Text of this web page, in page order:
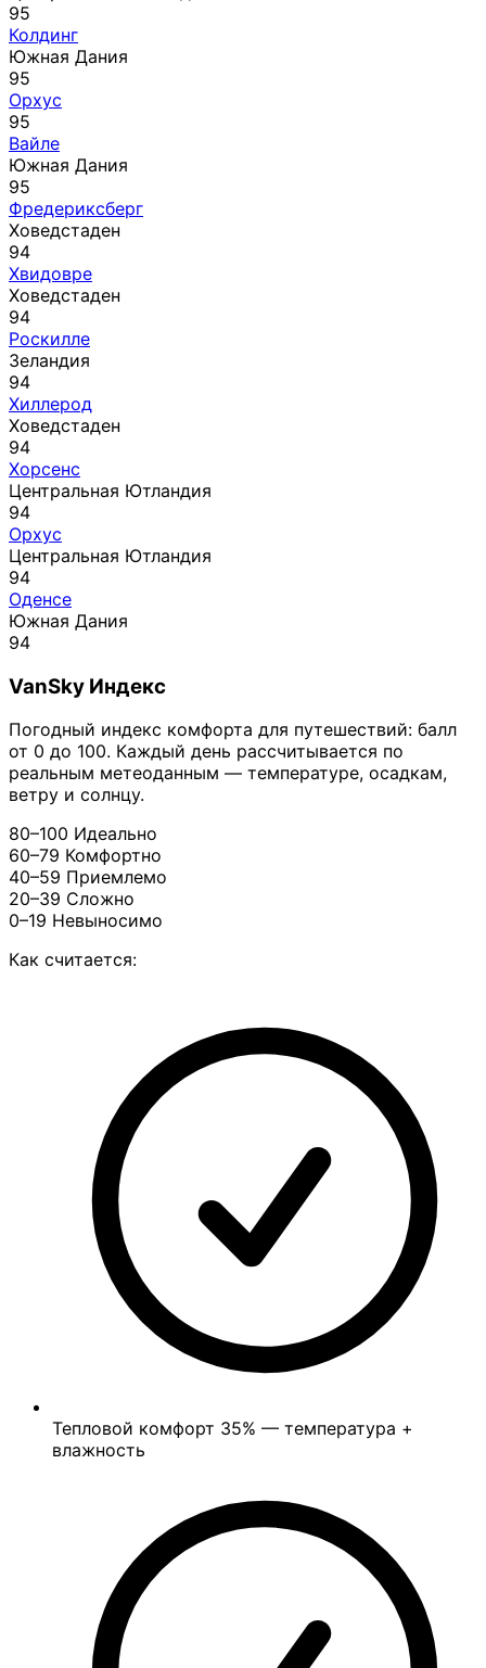
95
Колдинг
Южная Дания
95
Орхус
95
Вайле
Южная Дания
95
Фредериксберг
Ховедстаден
94
Хвидовре
Ховедстаден
94
Роскилле
Зеландия
94
Хиллерод
Ховедстаден
94
Хорсенс
Центральная Ютландия
94
Орхус
Центральная Ютландия
94
Оденсе
Южная Дания
94
VanSky Индекс
Погодный индекс комфорта для путешествий: балл
от 0 до 100. Каждый день рассчитывается по
реальным метеоданным — температуре, осадкам,
ветру и солнцу.
80–100 Идеально
60–79 Комфортно
40–59 Приемлемо
20–39 Сложно
0–19 Невыносимо
Как считается:
Тепловой комфорт 35% — температура +
влажность